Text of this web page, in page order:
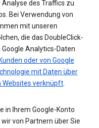
des Traffics zu
Bei Verwendung von
mit unseren
die das DoubleClick-
Analytics-Daten
oder von Google
mit Daten über
Websites verknüpft.
in Ihrem Google-Konto
von Partnern über Sie